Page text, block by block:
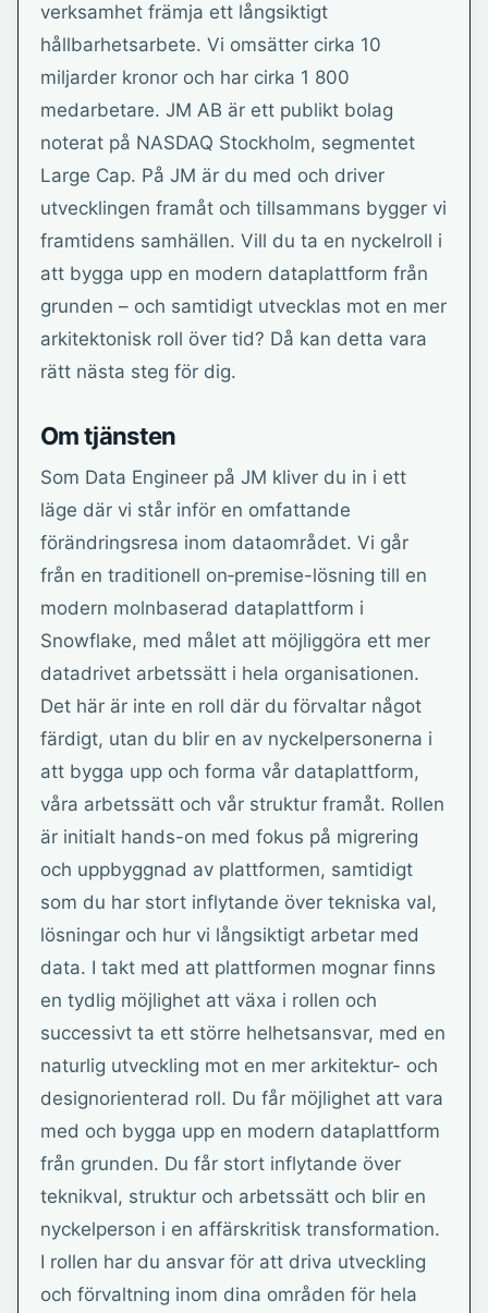
verksamhet främja ett långsiktigt
hållbarhetsarbete. Vi omsätter cirka 10
miljarder kronor och har cirka 1 800
medarbetare. JM AB är ett publikt bolag
noterat på NASDAQ Stockholm, segmentet
Large Cap. På JM är du med och driver
utvecklingen framåt och tillsammans bygger vi
framtidens samhällen. Vill du ta en nyckelroll i
att bygga upp en modern dataplattform från
grunden – och samtidigt utvecklas mot en mer
arkitektonisk roll över tid? Då kan detta vara
rätt nästa steg för dig.
Om tjänsten
Som Data Engineer på JM kliver du in i ett
läge där vi står inför en omfattande
förändringsresa inom dataområdet. Vi går
från en traditionell on‑premise-lösning till en
modern molnbaserad dataplattform i
Snowflake, med målet att möjliggöra ett mer
datadrivet arbetssätt i hela organisationen.
Det här är inte en roll där du förvaltar något
färdigt, utan du blir en av nyckelpersonerna i
att bygga upp och forma vår dataplattform,
våra arbetssätt och vår struktur framåt. Rollen
är initialt hands-on med fokus på migrering
och uppbyggnad av plattformen, samtidigt
som du har stort inflytande över tekniska val,
lösningar och hur vi långsiktigt arbetar med
data. I takt med att plattformen mognar finns
en tydlig möjlighet att växa i rollen och
successivt ta ett större helhetsansvar, med en
naturlig utveckling mot en mer arkitektur- och
designorienterad roll. Du får möjlighet att vara
med och bygga upp en modern dataplattform
från grunden. Du får stort inflytande över
teknikval, struktur och arbetssätt och blir en
nyckelperson i en affärskritisk transformation.
I rollen har du ansvar för att driva utveckling
och förvaltning inom dina områden för hela